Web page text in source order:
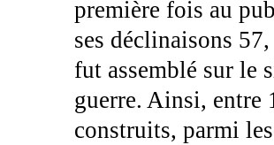
première fois au
ses déclinaisons
fut assemblé sur le
guerre. Ainsi, entre
construits, parmi